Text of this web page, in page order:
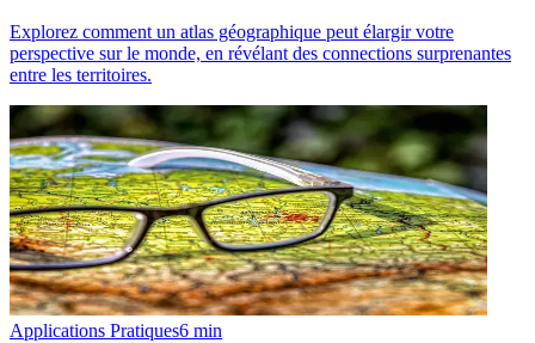
Explorez comment un atlas géographique peut élargir votre
perspective sur le monde, en révélant des connections surprenantes
entre les territoires.
Applications Pratiques6 min